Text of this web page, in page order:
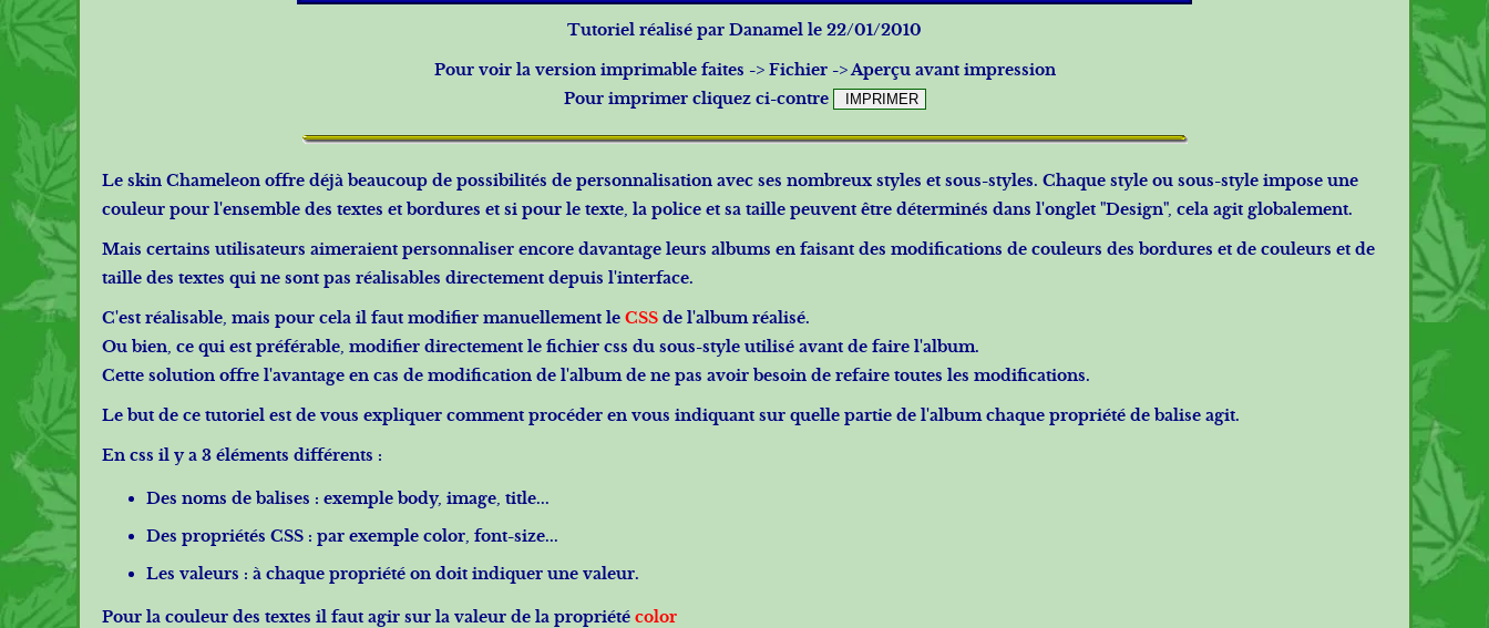
Tutoriel réalisé par Danamel le 22/01/2010
Pour voir la version imprimable faites -> Fichier -> Aperçu avant impression
Pour imprimer cliquez ci-contre
Le skin Chameleon offre déjà beaucoup de possibilités de personnalisation avec ses nombreux styles et sous-styles. Chaque style ou sous-style impose une
couleur pour l'ensemble des textes et bordures et si pour le texte, la police et sa taille peuvent être déterminés dans l'onglet "Design", cela agit globalement.
Mais certains utilisateurs aimeraient personnaliser encore davantage leurs albums en faisant des modifications de couleurs des bordures et de couleurs et de
taille des textes qui ne sont pas réalisables directement depuis l'interface.
C'est réalisable, mais pour cela il faut modifier manuellement le CSS de l'album réalisé.
Ou bien, ce qui est préférable, modifier directement le fichier css du sous-style utilisé avant de faire l'album.
Cette solution offre l'avantage en cas de modification de l'album de ne pas avoir besoin de refaire toutes les modifications.
Le but de ce tutoriel est de vous expliquer comment procéder en vous indiquant sur quelle partie de l'album chaque propriété de balise agit.
En css il y a 3 éléments différents :
Des noms de balises : exemple body, image, title...
Des propriétés CSS : par exemple color, font-size...
Les valeurs : à chaque propriété on doit indiquer une valeur.
Pour la couleur des textes il faut agir sur la valeur de la propriété color